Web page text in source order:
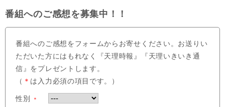
番組へのご感想を募集中！！
番組へのご感想をフォームからお寄せください。お送りい
ただいた方にはもれなく『天理時報』『天理いきいき通
信』をプレゼントします。
（ ＊ は入力必須の項目です。）
性別 ＊